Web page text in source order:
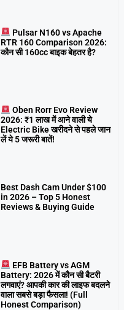
Pulsar N160 vs Apache
RTR 160 Comparison 2026:
कौन सी 160cc बाइक बेहतर है?
Oben Rorr Evo Review
2026: ₹1 लाख में आने वाली ये
Electric Bike खरीदने से पहले जान
लें ये 5 जरूरी बातें!
Best Dash Cam Under $100
in 2026 – Top 5 Honest
Reviews & Buying Guide
EFB Battery vs AGM
Battery: 2026 में कौन सी बैटरी
लगवाएं? आपकी कार की लाइफ बदलने
वाला सबसे बड़ा फैसला! (Full
Honest Comparison)